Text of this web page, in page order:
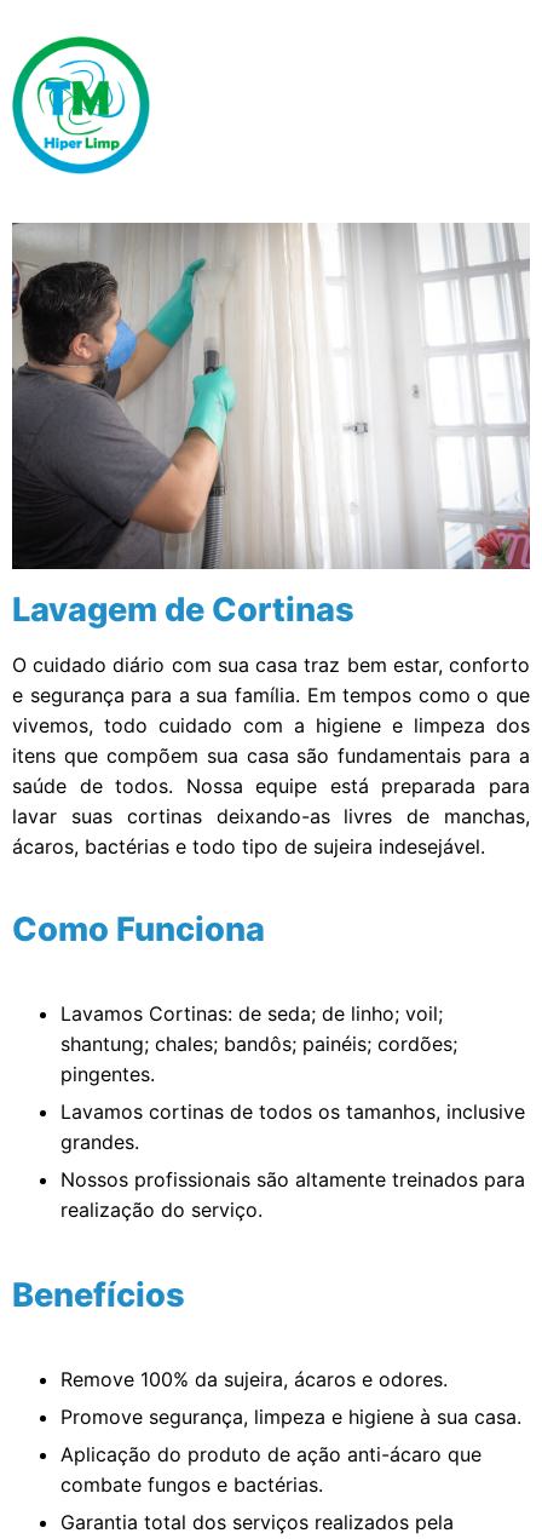
Lavagem de Cortinas
O cuidado diário com sua casa traz bem estar, conforto
e segurança para a sua família. Em tempos como o que
vivemos, todo cuidado com a higiene e limpeza dos
itens que compõem sua casa são fundamentais para a
saúde de todos. Nossa equipe está preparada para
lavar suas cortinas deixando-as livres de manchas,
ácaros, bactérias e todo tipo de sujeira indesejável.
Como Funciona
Lavamos Cortinas: de seda; de linho; voil;
shantung; chales; bandôs; painéis; cordões;
pingentes.
Lavamos cortinas de todos os tamanhos, inclusive
grandes.
Nossos profissionais são altamente treinados para
realização do serviço.
Benefícios
Remove 100% da sujeira, ácaros e odores.
Promove segurança, limpeza e higiene à sua casa.
Aplicação do produto de ação anti-ácaro que
combate fungos e bactérias.
Garantia total dos serviços realizados pela